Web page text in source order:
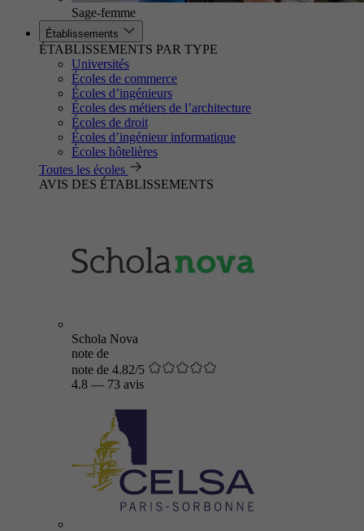
Sage-femme
Établissements
ÉTABLISSEMENTS PAR TYPE
Universités
Écoles de commerce
Écoles d’ingénieurs
Écoles des métiers de l’architecture
Écoles de droit
Écoles d’ingénieur informatique
Écoles hôtelières
Toutes les écoles
AVIS DES ÉTABLISSEMENTS
Schola Nova
note de
note de 4.82/5
4.8 — 73 avis